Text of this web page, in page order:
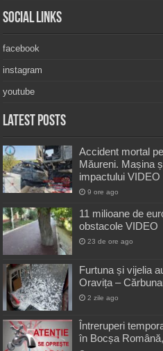
Social Links
facebook
instagram
youtube
Latest Posts
Accident mortal
Măureni. Mașina
impactului VIDEO
9 ore ago
11 milioane de
obstacole VIDEO
23 de ore ago
Furtuna și vijelia
Oravița –
2 zile ago
Întreruperi
în Bocșa